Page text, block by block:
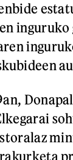
inguruko